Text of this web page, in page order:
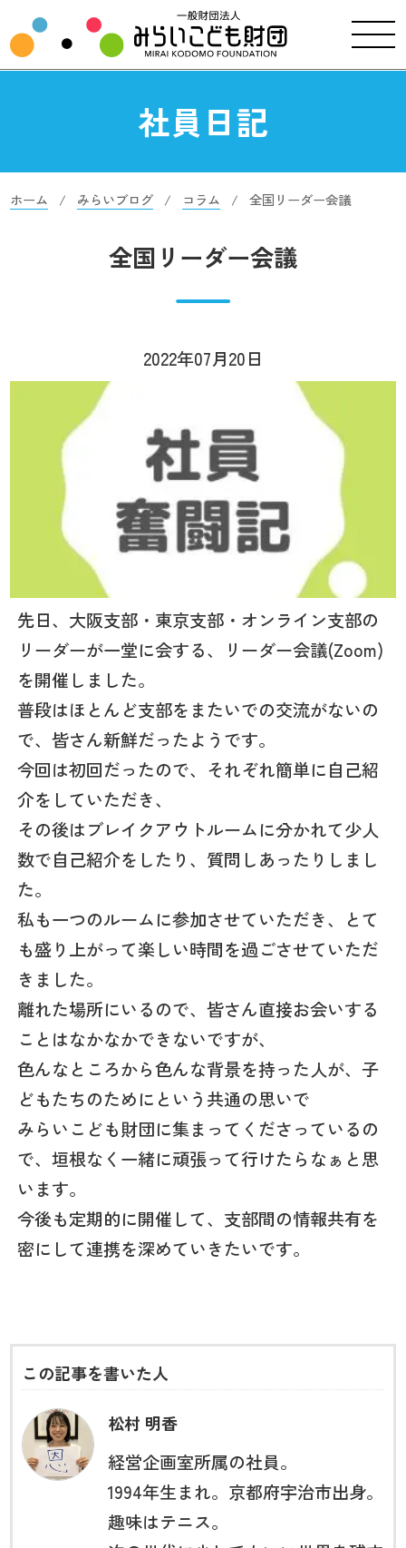
社員日記
ホーム みらいブログ コラム 全国リーダー会議
全国リーダー会議
2022年07月20日
先日、大阪支部・東京支部・オンライン支部の
リーダーが一堂に会する、リーダー会議(Zoom)
を開催しました。
普段はほとんど支部をまたいでの交流がないの
で、皆さん新鮮だったようです。
今回は初回だったので、それぞれ簡単に自己紹
介をしていただき、
その後はブレイクアウトルームに分かれて少人
数で自己紹介をしたり、質問しあったりしまし
た。
私も一つのルームに参加させていただき、とて
も盛り上がって楽しい時間を過ごさせていただ
きました。
離れた場所にいるので、皆さん直接お会いする
ことはなかなかできないですが、
色んなところから色んな背景を持った人が、子
どもたちのためにという共通の思いで
みらいこども財団に集まってくださっているの
で、垣根なく一緒に頑張って行けたらなぁと思
います。
今後も定期的に開催して、支部間の情報共有を
密にして連携を深めていきたいです。
この記事を書いた人
松村 明香
経営企画室所属の社員。
1994年生まれ。京都府宇治市出身。
趣味はテニス。